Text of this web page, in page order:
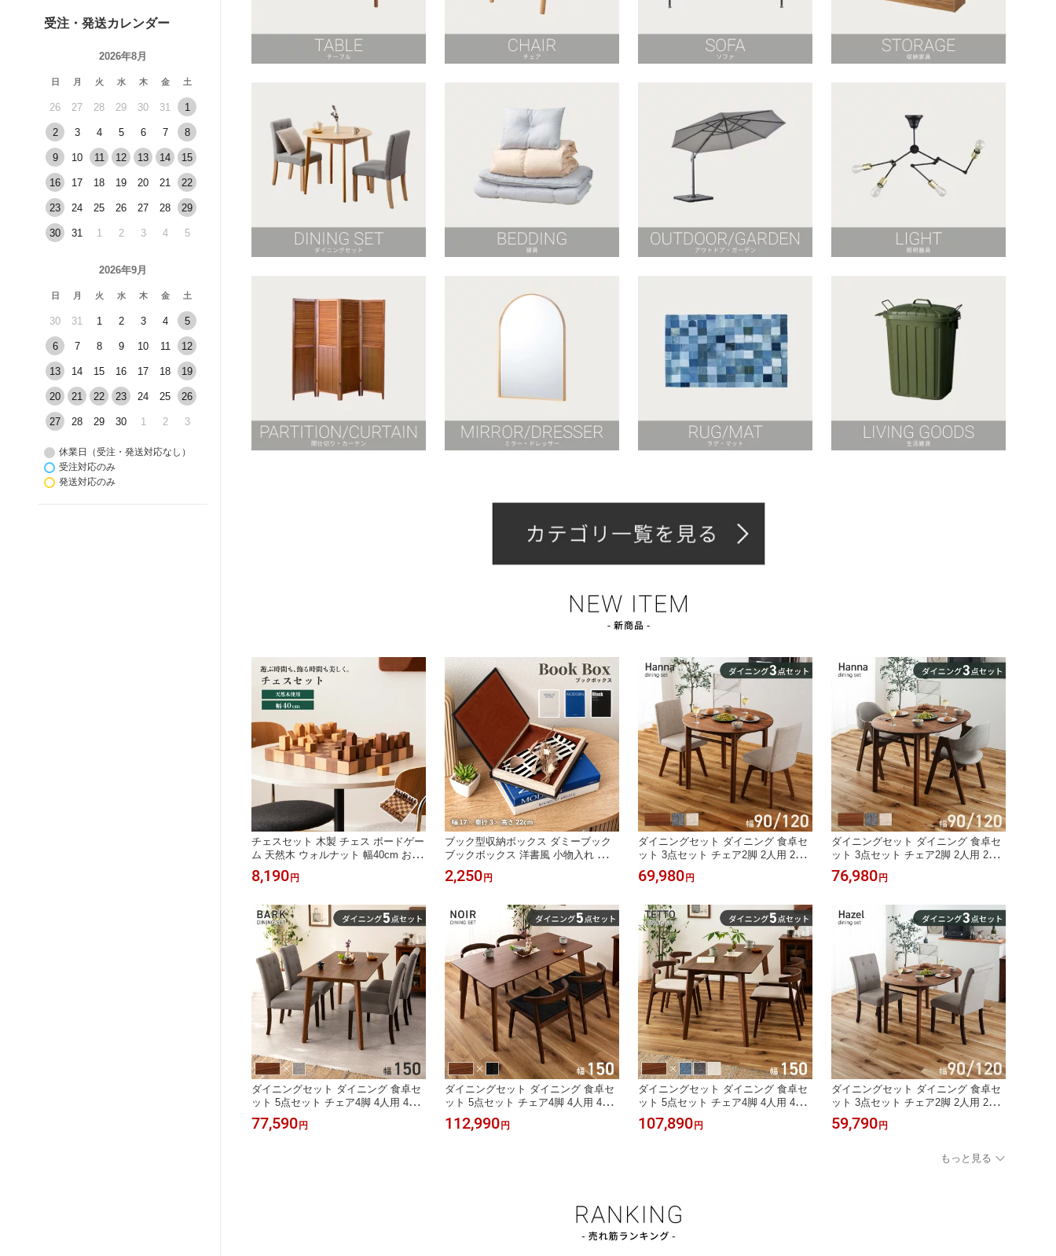
受注・発送カレンダー
2026年8月
日 月 火 水 木 金 土
26 27 28 29 30 31 1
2 3 4 5 6 7 8
9 10 11 12 13 14 15
16 17 18 19 20 21 22
23 24 25 26 27 28 29
30 31 1 2 3 4 5
2026年9月
日 月 火 水 木 金 土
30 31 1 2 3 4 5
6 7 8 9 10 11 12
13 14 15 16 17 18 19
20 21 22 23 24 25 26
27 28 29 30 1 2 3
休業日（受注・発送対応なし）
受注対応のみ
発送対応のみ
チェスセット 木製 チェス ボードゲー
ム 天然木 ウォルナット 幅40cm おし
ゃれ インテリア オブジェ 置物 飾り
高級感 北欧 モダン デザイン 完成品
8,190 円
ブック型収納ボックス ダミーブック
ブックボックス 洋書風 小物入れ アク
セサリーケース ディスプレイ ボック
ス フェイクブック インテリア 雑貨
韓国風 モノトーン
2,250 円
ダイニングセット ダイニング 食卓セ
ット 3点セット チェア2脚 2人用 2人
掛け 幅90 ブラウン テーブル 椅子 い
す チェア ベンチ 食卓 リビング
69,980 円
ダイニングセット ダイニング 食卓セ
ット 3点セット チェア2脚 2人用 2人
掛け 幅90 ブラウン テーブル 椅子 い
す チェア ベンチ 食卓 リビング
76,980 円
ダイニングセット ダイニング 食卓セ
ット 5点セット チェア4脚 4人用 4人
掛け ファミリー 幅150 ブラウン テー
ブル 椅子 いす チェア ベンチ 食卓 リ
77,590 円
ダイニングセット ダイニング 食卓セ
ット 5点セット チェア4脚 4人用 4人
掛け ファミリー 幅150 ブラウン テー
ブル 椅子 いす チェア ベンチ 食卓 リ
112,990 円
ダイニングセット ダイニング 食卓セ
ット 5点セット チェア4脚 4人用 4人
掛け ファミリー 幅150 ブラウン テー
ブル 椅子 いす チェア ベンチ 食卓 リ
107,890 円
ダイニングセット ダイニング 食卓セ
ット 3点セット チェア2脚 2人用 2人
掛け 幅90 ブラウン テーブル 椅子 い
す チェア ベンチ 食卓 リビング
59,790 円
もっと見る